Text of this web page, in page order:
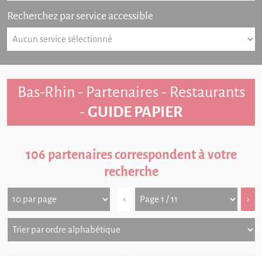
Recherchez par service accessible
Bas-Rhin - Partenaires - Restaurants
- GUIDE PAPIER
106 partenaires correspondent à votre
recherche
‹ ›